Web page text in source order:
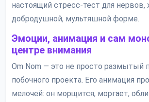
настоящий стресс-тест для нервов,
добродушной, мультяшной форме.
Эмоции, анимация и сам
центре внимания
Om Nom — это не просто размытый
побочного проекта. Его анимация
мелочей: он морщится, моргает,